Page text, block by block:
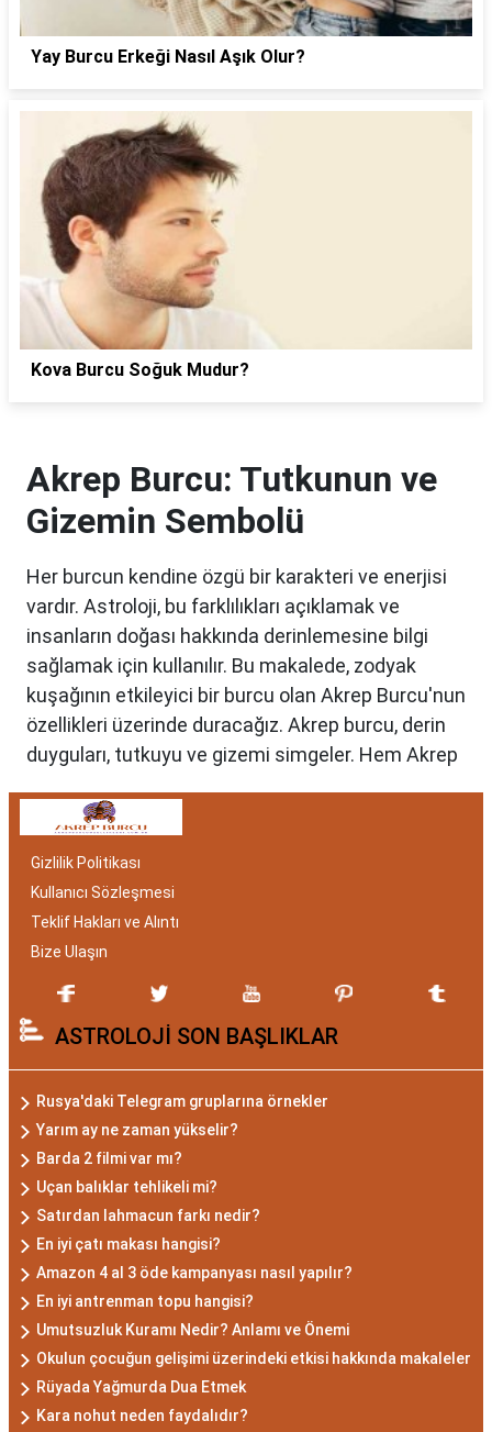
Yay Burcu Erkeği Nasıl Aşık Olur?
Kova Burcu Soğuk Mudur?
Akrep Burcu: Tutkunun ve
Gizemin Sembolü
Her burcun kendine özgü bir karakteri ve enerjisi
vardır. Astroloji, bu farklılıkları açıklamak ve
insanların doğası hakkında derinlemesine bilgi
sağlamak için kullanılır. Bu makalede, zodyak
kuşağının etkileyici bir burcu olan Akrep Burcu'nun
özellikleri üzerinde duracağız. Akrep burcu, derin
duyguları, tutkuyu ve gizemi simgeler. Hem Akrep
bakımından benzersizdir. Ayrıca, hangi aylar
belirlemede etkilidir.
Akrep Burcu Özellikleri:
Gizemli ve Kararlı
Akrep burcu, astrolojide 23 Ekim ile 21 Kasım
tarihleri arasında doğanları ifade eder. Bu
dönemde doğan bireyler genellikle gizemli ve derin
düşünce yapısına sahiptir. Akrep burcunun temel
özellikleri arasında kararlılık, cesaret ve tutku
bulunur. Akrepler, hedeflerine ulaşmak için
kararlılıkla çalışan bireylerdir. Aynı zamanda,
zekalarını ve keskin gözlem yeteneklerini
kullanarak çözüm odaklıdırlar.
Akrep Burcu Erkeği
Özellikleri: Güçlü ve
Karizmatik
Akrep burcu erkeği, genellikle güçlü bir karaktere
Gizlilik Politikası
Kullanıcı Sözleşmesi
Teklif Hakları ve Alıntı
Bize Ulaşın
ASTROLOJİ SON BAŞLIKLAR
Rusya'daki Telegram gruplarına örnekler
Yarım ay ne zaman yükselir?
Barda 2 filmi var mı?
Uçan balıklar tehlikeli mi?
Satırdan lahmacun farkı nedir?
En iyi çatı makası hangisi?
Amazon 4 al 3 öde kampanyası nasıl yapılır?
En iyi antrenman topu hangisi?
Umutsuzluk Kuramı Nedir? Anlamı ve Önemi
Okulun çocuğun gelişimi üzerindeki etkisi hakkında makaleler
Rüyada Yağmurda Dua Etmek
Kara nohut neden faydalıdır?